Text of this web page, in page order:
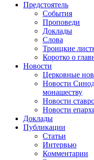
Предстоятель
События
Проповеди
Доклады
Слова
Троицкие
Коротко о
Новости
Церковные
Новости
монашеству
Новости
Новости
Доклады
Публикации
Статьи
Интервью
Комментарии